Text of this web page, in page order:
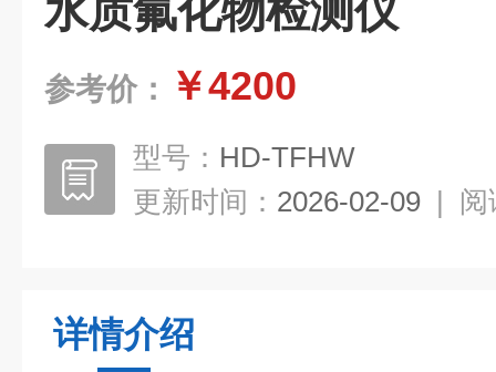
水质氟化物检测仪
参考价： ￥4200
型号： HD-TFHW
更新时间： 2026-02-09 | 阅
详情介绍